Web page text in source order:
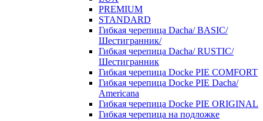
PREMIUM
STANDARD
Гибкая черепица Dacha/ BASIC/
Шестигранник/
Гибкая черепица Dacha/ RUSTIC/
Шестигранник
Гибкая черепица Docke PIE COMFORT
Гибкая черепица Docke PIE Dacha/
Americana
Гибкая черепица Docke PIE ОRIGINАL
Гибкая черепица на подложке